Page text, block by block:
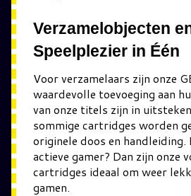
Verzamelobjecten
Speelplezier in Één
Voor verzamelaars zijn onze
waardevolle toevoeging aan
van onze titels zijn in
sommige cartridges worden
originele doos en handleiding.
actieve gamer? Dan zijn onze
cartridges ideaal om weer
gamen.